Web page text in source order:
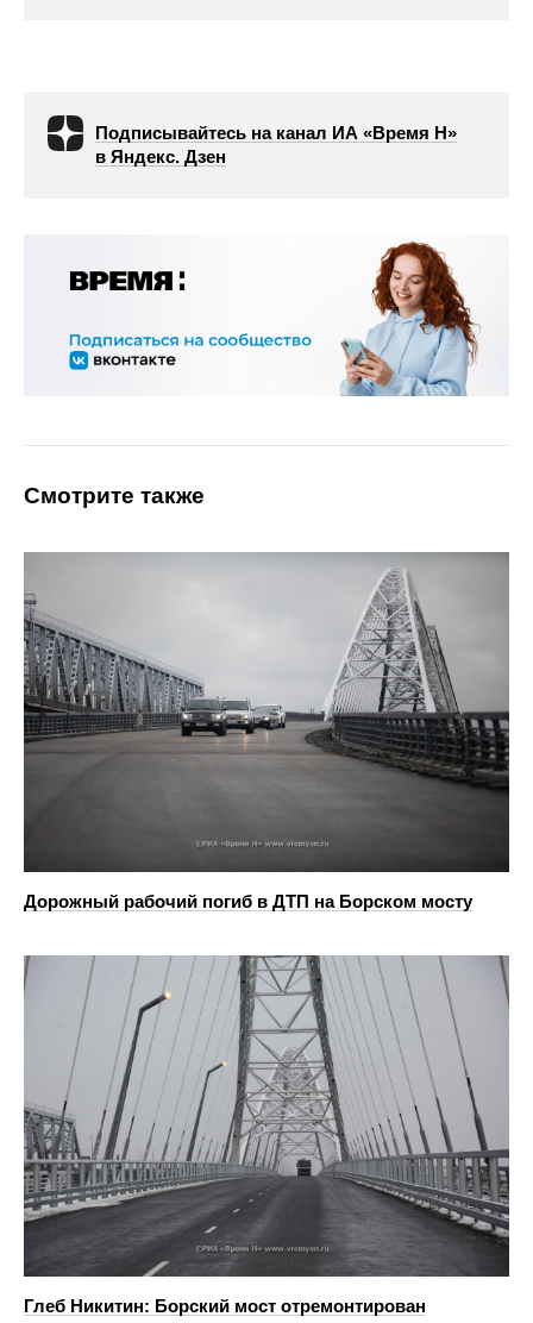
Подписывайтесь на канал ИА «Время Н»
в Яндекс. Дзен
Смотрите также
Дорожный рабочий погиб в ДТП на Борском мосту
Глеб Никитин: Борский мост отремонтирован